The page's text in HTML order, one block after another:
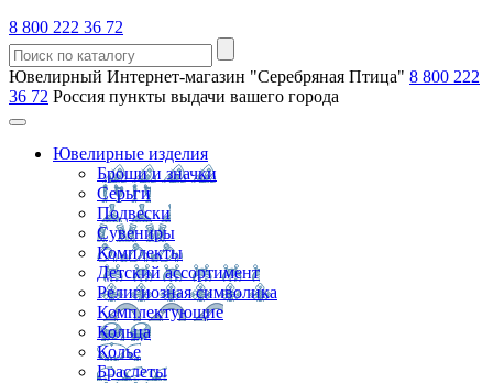
8 800 222 36 72
Ювелирный Интернет-магазин "Серебряная Птица" 8 800 222
36 72 Россия пункты выдачи вашего города
Ювелирные изделия
Броши и значки
Серьги
Подвески
Сувениры
Комплекты
Детский ассортимент
Религиозная символика
Комплектующие
Кольца
Колье
Браслеты